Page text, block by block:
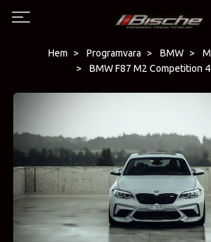
Hem Programvara BMW
BMW F87 M2 Competition